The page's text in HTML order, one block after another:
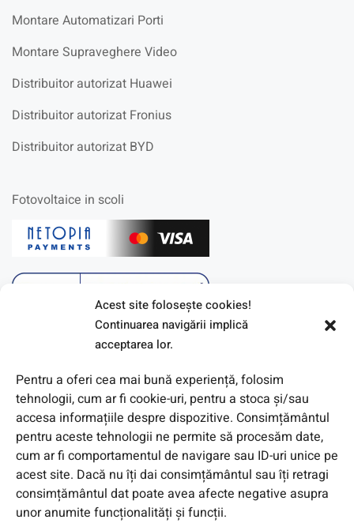
Acest site foloseşte cookies!
Continuarea navigării implică
acceptarea lor.
Pentru a oferi cea mai bună experiență, folosim
tehnologii, cum ar fi cookie-uri, pentru a stoca și/sau
accesa informațiile despre dispozitive. Consimțământul
pentru aceste tehnologii ne permite să procesăm date,
cum ar fi comportamentul de navigare sau ID-uri unice pe
acest site. Dacă nu îți dai consimțământul sau îți retragi
consimțământul dat poate avea afecte negative asupra
unor anumite funcționalități și funcții.
Montare Automatizari Porti
Montare Supraveghere Video
Distribuitor autorizat Huawei
Distribuitor autorizat Fronius
Distribuitor autorizat BYD
Fotovoltaice in scoli
© 2026 Toate Drepturile Rezervate de Genway Romania